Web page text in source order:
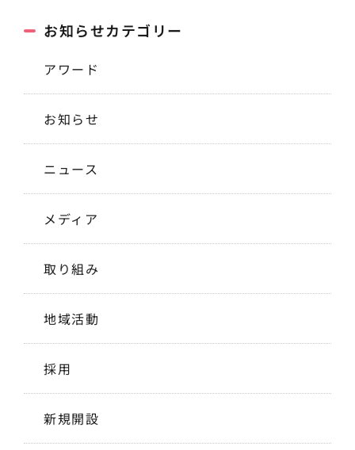
お知らせカテゴリー
アワード
お知らせ
ニュース
メディア
取り組み
地域活動
採用
新規開設